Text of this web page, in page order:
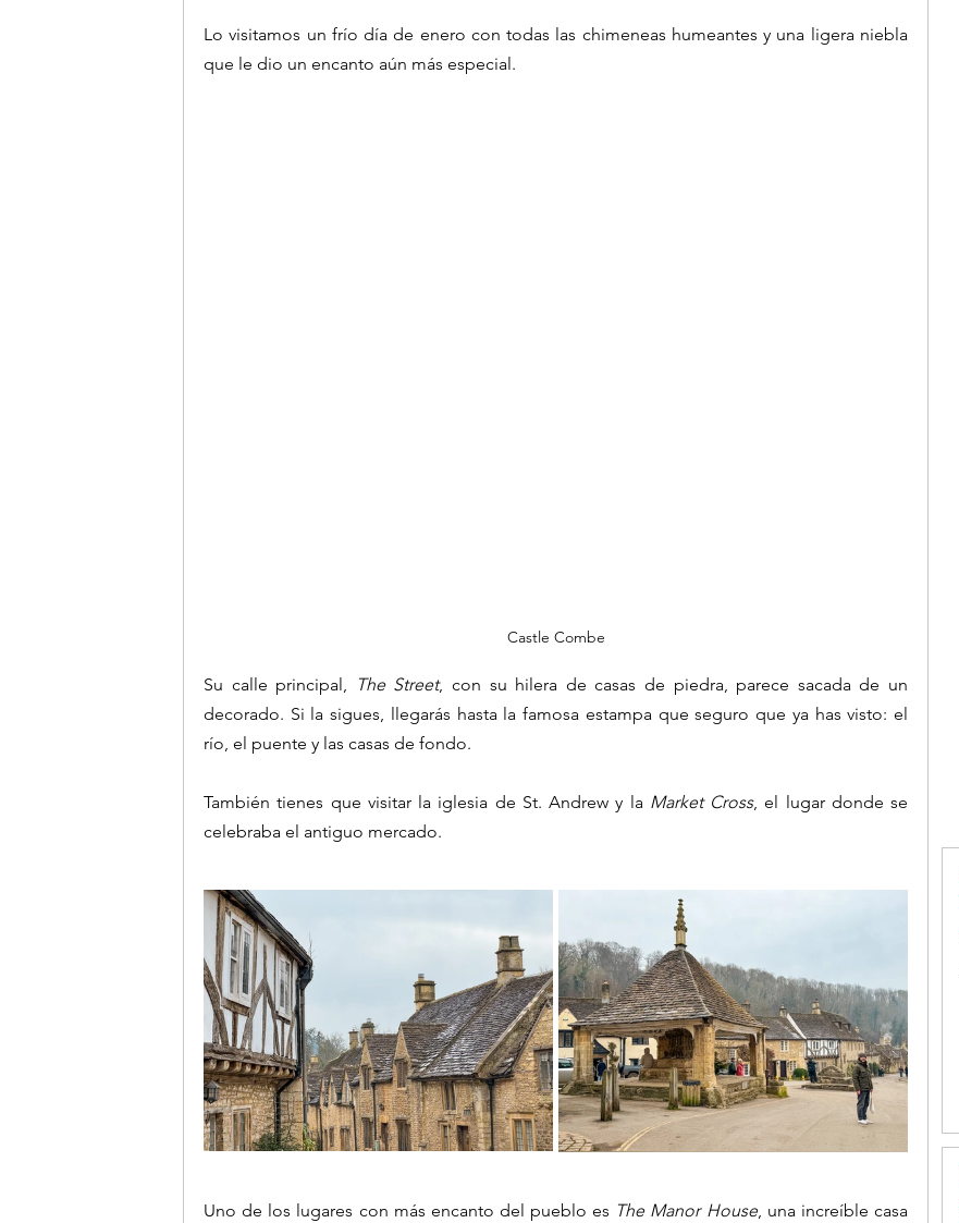
Lo visitamos un frío día de enero con todas las chimeneas humeantes y una ligera niebla
que le dio un encanto aún más especial.
Castle Combe
Su calle principal, The Street, con su hilera de casas de piedra, parece sacada de un
decorado. Si la sigues, llegarás hasta la famosa estampa que seguro que ya has visto: el
río, el puente y las casas de fondo.
También tienes que visitar la iglesia de St. Andrew y la Market Cross, el lugar donde se
celebraba el antiguo mercado.
Uno de los lugares con más encanto del pueblo es The Manor House, una increíble casa